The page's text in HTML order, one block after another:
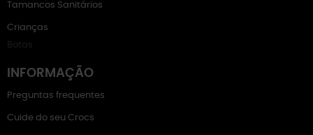
Tamancos Sanitários
Crianças
Botas
INFORMAÇÃO
Preguntas frequentes
Cuide do seu Crocs